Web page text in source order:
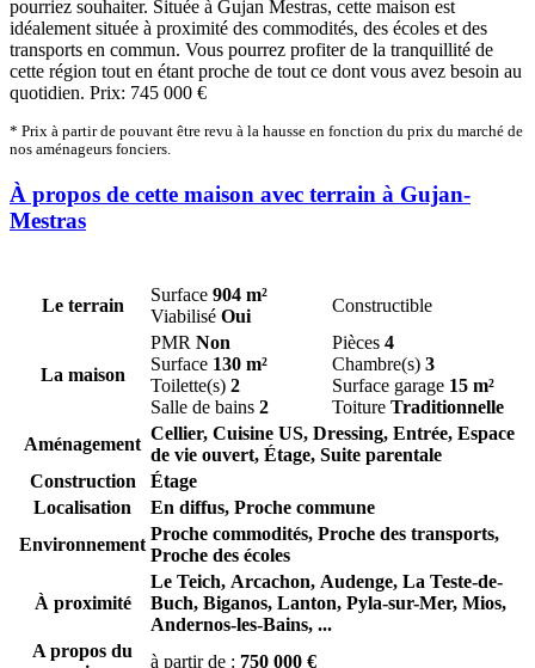
pourriez souhaiter. Située à Gujan Mestras, cette maison est
idéalement située à proximité des commodités, des écoles et des
transports en commun. Vous pourrez profiter de la tranquillité de
cette région tout en étant proche de tout ce dont vous avez besoin au
quotidien. Prix: 745 000 €
* Prix à partir de pouvant être revu à la hausse en fonction du prix du marché de
nos aménageurs fonciers.
À propos de cette maison avec terrain à Gujan-
Mestras
Le terrain
Surface 904 m²
Viabilisé Oui
Constructible
La maison
PMR Non
Surface 130 m²
Toilette(s) 2
Salle de bains 2
Pièces 4
Chambre(s) 3
Surface garage 15 m²
Toiture Traditionnelle
Aménagement
Cellier, Cuisine US, Dressing, Entrée, Espace
de vie ouvert, Étage, Suite parentale
Construction
Étage
Localisation
En diffus, Proche commune
Environnement
Proche commodités, Proche des transports,
Proche des écoles
À proximité
Le Teich, Arcachon, Audenge, La Teste-de-
Buch, Biganos, Lanton, Pyla-sur-Mer, Mios,
Andernos-les-Bains, ...
A propos du
à partir de : 750 000 €